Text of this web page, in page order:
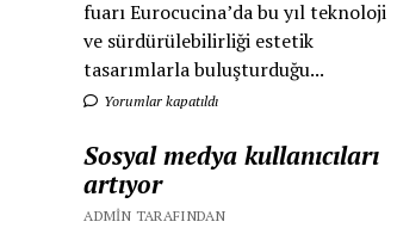
fuarı Eurocucina’da bu yıl teknoloji
ve sürdürülebilirliği estetik
tasarımlarla buluşturduğu...
Yorumlar kapatıldı
Sosyal medya kullanıcıları
artıyor
ADMIN TARAFINDAN